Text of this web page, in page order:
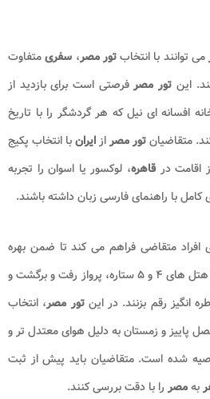
می توانند با انتخابتور مصر، سفریمتفاوت
این تور مصرفرصتی است برای بازدید از
افسانه ای نیل که هر گردشگر را با تاریخ
متقاضیانتور مصرازایرانبا انتخاب پکیج
اقامت درقاهره، لوکسور یا اسوان را تجربه
با راهنمای فارسی زبان داشته باشند.
افراد متقاضی فراهم می کند تا ضمن بهره
مندی از خدماتی نظیر اقامت در هتل های ۴ و ۵ ستاره، پرواز رفت و برگشت و
انگیز رقم بزنند. در اینتور مصر، انتخاب
پاییز و زمستان به دلیل هوای معتدل تر و
شده است. متقاضیان باید پیش از ثبت
بهمصررا با دقت بررسی کنند.